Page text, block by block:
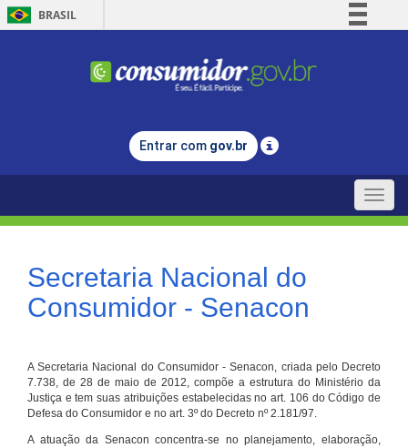
BRASIL
Comunica BR
Legislação
Entrar com gov.br
Toggle
Secretaria Nacional do
Consumidor - Senacon
A Secretaria Nacional do Consumidor - Senacon, criada pelo Decreto
7.738, de 28 de maio de 2012, compõe a estrutura do Ministério da
Justiça e tem suas atribuições estabelecidas no art. 106 do Código de
Defesa do Consumidor e no art. 3º do Decreto nº 2.181/97.
A atuação da Senacon concentra-se no planejamento, elaboração,